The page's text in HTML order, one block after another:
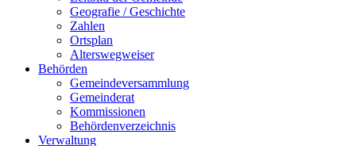
Geografie / Geschichte
Zahlen
Ortsplan
Alterswegweiser
Behörden
Gemeindeversammlung
Gemeinderat
Kommissionen
Behördenverzeichnis
Verwaltung